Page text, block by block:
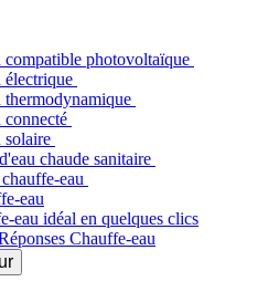
compatible photovoltaïque
électrique
thermodynamique
connecté
solaire
chaude sanitaire
eau
eau
eau idéal en quelques clics
Chauffe-eau